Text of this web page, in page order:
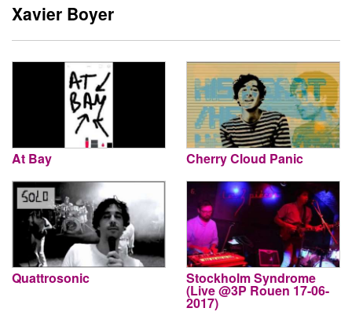
Xavier Boyer
At Bay Cherry Cloud Panic
Quattrosonic Stockholm Syndrome
(Live @3P Rouen 17-06-
2017)